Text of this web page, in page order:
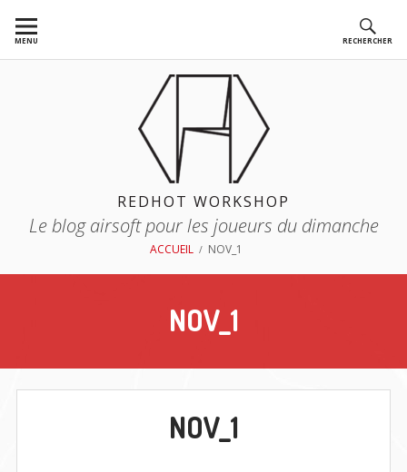
auMENU RECHERCHER
REDHOT WORKSHOP
Le blog airsoft pour les joueurs du dimanche
ACCUEIL NOV_1
NOV_1
NOV_1